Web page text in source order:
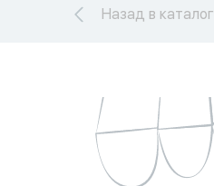
Назад в каталог